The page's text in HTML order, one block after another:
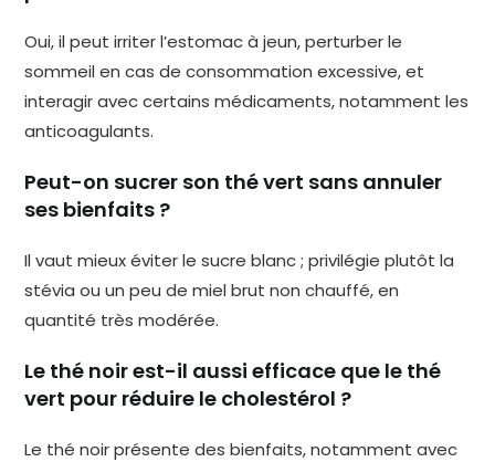
Oui, il peut irriter l’estomac à jeun, perturber le
sommeil en cas de consommation excessive, et
interagir avec certains médicaments, notamment les
anticoagulants.
Peut-on sucrer son thé vert sans annuler
ses bienfaits ?
Il vaut mieux éviter le sucre blanc ; privilégie plutôt la
stévia ou un peu de miel brut non chauffé, en
quantité très modérée.
Le thé noir est-il aussi efficace que le thé
vert pour réduire le cholestérol ?
Le thé noir présente des bienfaits, notamment avec